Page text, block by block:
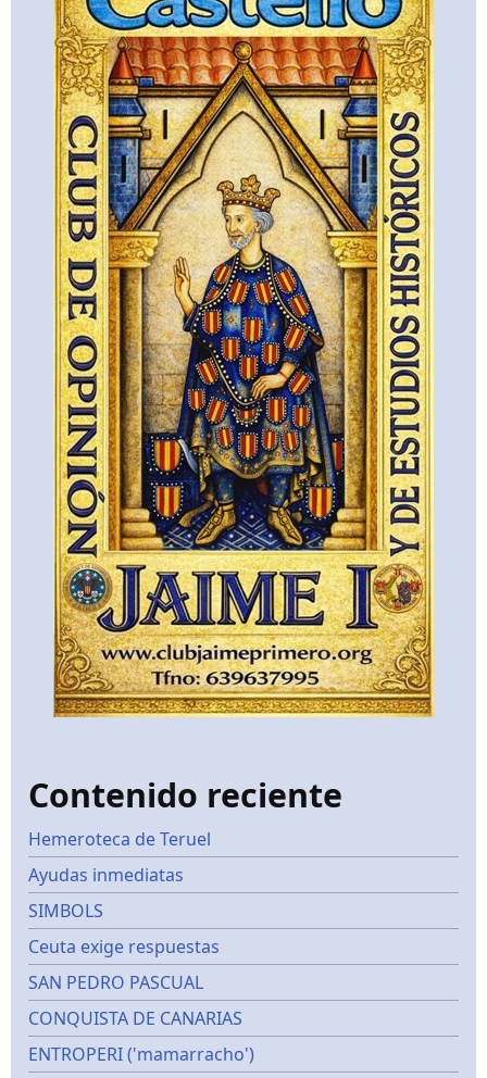
Contenido reciente
Hemeroteca de Teruel
Ayudas inmediatas
SIMBOLS
Ceuta exige respuestas
SAN PEDRO PASCUAL
CONQUISTA DE CANARIAS
ENTROPERI ('mamarracho')